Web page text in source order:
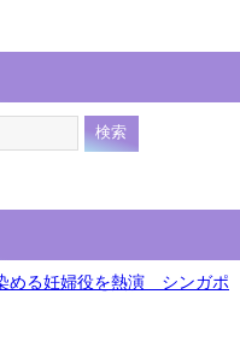
める妊婦役を熱演 シンガポ